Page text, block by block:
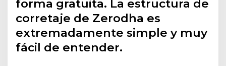
forma gratuita. La estructura de
corretaje de Zerodha es
extremadamente simple y muy
fácil de entender.